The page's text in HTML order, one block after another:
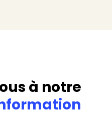
à notre